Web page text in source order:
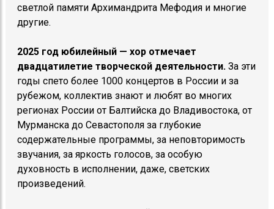
светлой памяти Архимандрита Мефодия и многие
другие.
2025 год юбилейный — хор отмечает
двадцатилетие творческой деятельности.За эти
годы спето более 1000 концертов в России и за
рубежом, коллектив знают и любят во многих
регионах России от Балтийска до Владивостока, от
Мурманска до Севастополя за глубокие
содержательные программы, за неповторимость
звучания, за яркость голосов, за особую
духовность в исполнении, даже, светских
произведений.